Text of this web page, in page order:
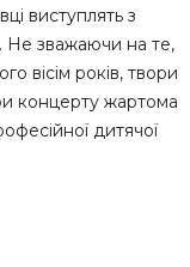
виступлять з
Не зважаючи на те,
вісім років, твори
концерту жартома
дитячої